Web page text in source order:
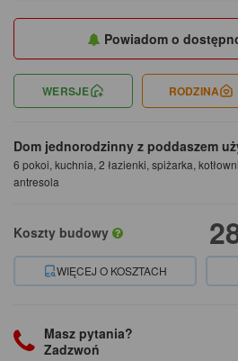
Dom jednorodzinny z poddaszem
6 pokoi, kuchnia, 2 łazienki, spiżarka,
antresola
Koszty budowy
WIĘCEJ O KOSZTACH
Powiadom o
WERSJE RODZINA
Masz pytania?
Zadzwoń